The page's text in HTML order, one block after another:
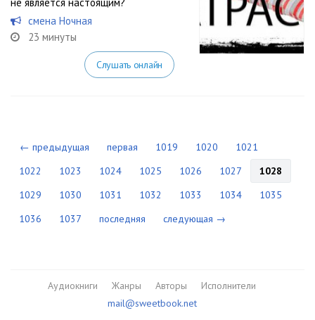
смена Ночная
23 минуты
Слушать онлайн
← предыдущая первая 1019 1020
1021
1022
1023 1024 1025 1026 1027
1028
1029
1030 1031 1032 1033 1034
1035
1036
1037 последняя следующая →
Аудиокниги Жанры Авторы
Исполнители
mail@sweetbook.net